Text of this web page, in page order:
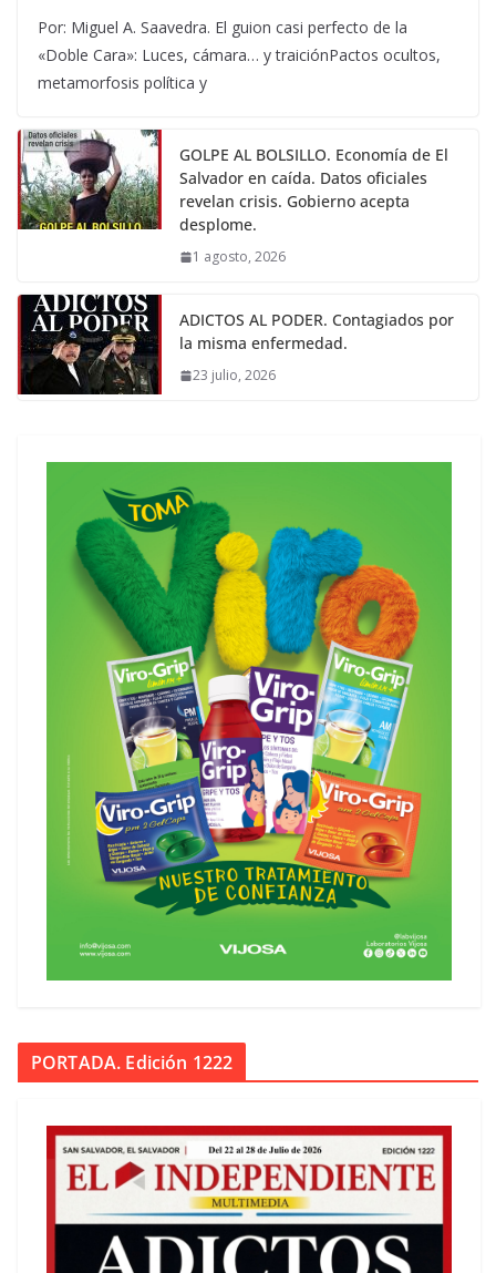
Por: Miguel A. Saavedra. El guion casi perfecto de la
«Doble Cara»: Luces, cámara… y traiciónPactos ocultos,
metamorfosis política y
GOLPE AL BOLSILLO. Economía de El
Salvador en caída. Datos oficiales
revelan crisis. Gobierno acepta
desplome.
1 agosto, 2026
ADICTOS AL PODER. Contagiados por
la misma enfermedad.
23 julio, 2026
PORTADA. Edición 1222